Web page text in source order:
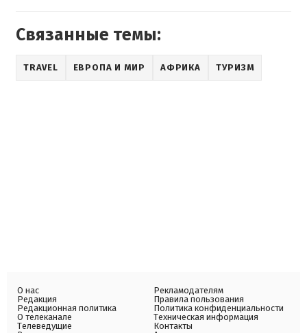
Связанные темы:
TRAVEL ЕВРОПА И МИР АФРИКА ТУРИЗМ
О нас
Редакция
Редакционная политика
О телеканале
Телеведущие
Рекламодателям
Правила пользования
Политика конфиденциальности
Техническая информация
Контакты